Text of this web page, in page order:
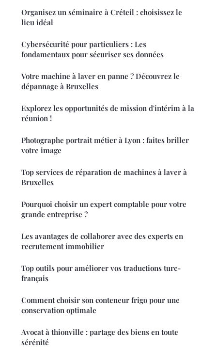
Organisez un séminaire à Créteil : choisissez le
lieu idéal
Cybersécurité pour particuliers : Les
fondamentaux pour sécuriser ses données
Votre machine à laver en panne ? Découvrez le
dépannage à Bruxelles
Explorez les opportunités de mission d'intérim à la
réunion !
Photographe portrait métier à Lyon : faites briller
votre image
Top services de réparation de machines à laver à
Bruxelles
Pourquoi choisir un expert comptable pour votre
grande entreprise ?
Les avantages de collaborer avec des experts en
recrutement immobilier
Top outils pour améliorer vos traductions turc-
français
Comment choisir son conteneur frigo pour une
conservation optimale
Avocat à thionville : partage des biens en toute
sérénité